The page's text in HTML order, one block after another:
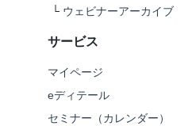
└ ウェビナーアーカイブ
サービス
マイページ
eディテール
セミナー（カレンダー）